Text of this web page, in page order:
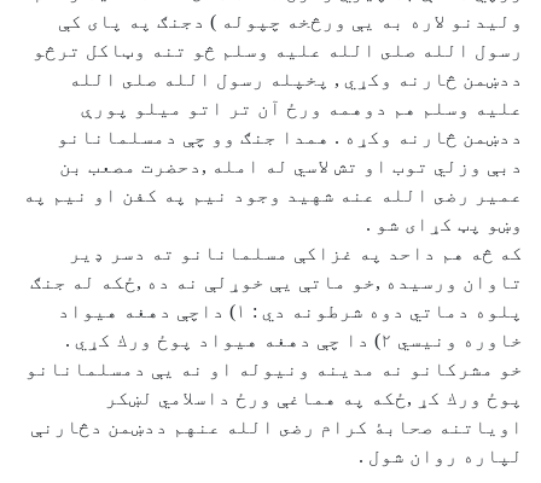
وليدنو لاره به يې ورڅخه چپوله ) دجنګ په پای كې
رسول الله صلى الله عليه وسلم څو تنه وټاكل ترڅو
ددښمن څارنه وكړي , پخپله رسول الله صلى الله
عليه وسلم هم دوهمه ورځ آن تر اتو ميلو پورې
ددښمن څارنه وكړه . همدا جنګ وو چې دمسلمانانو
دبې وزلي توب او تش لاسي له امله ,دحضرت مصعب بن
عمير رضى الله عنه شهيد وجود نيم په كفن او نيم په
وښو پټ كړای شو .
كه څه هم داحد په غزاكې مسلمانانو ته دسر ډير
تاوان ورسيده ,خو ماتې يې خوړلې نه ده ,ځكه له جنګ
پلوه دماتي دوه شرطونه دي : ١) داچې دهغه هيواد
خاوره ونيسي ٢) دا چې دهغه هيواد پوځ ورك كړي .
خو مشركانو نه مدينه ونيوله او نه يې دمسلمانانو
پوځ ورك كړ ,ځكه په هماغې ورځ داسلامي لښكر
اوياتنه صحابۀ كرام رضى الله عنهم ددښمن دڅارنې
لپاره روان شول .